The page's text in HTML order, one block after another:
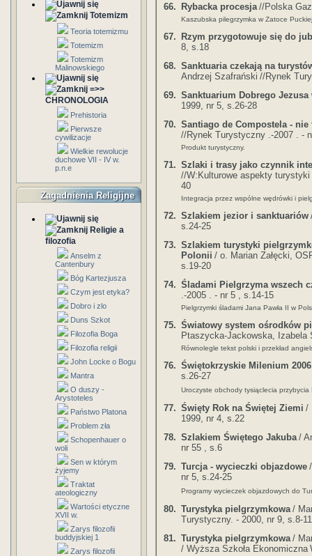
Totemizm
Teoria totemizmu
Totemizm
Totemizm
Malinowskiego
=>>
CHRONOLOGIA
Prehistoria
Pierwsze
cywilizacje
Wielkie rewolucje
duchowe VII - IV w.
p.n.e
Zagadnienia Religijne
Religie a
filozofia
Anselm z
Cantenbury
Bóg Kartezjusza
Czym jest etyka?
Dobro i zlo
Duns Szkot
Filozofia Boga
Filozofia religii
John Locke o Bogu
Mantra
O duszy -
Arystoteles
Państwo Platona
Problem zła
Schopenhauer o
woli
Sen w którym
żyjemy
Traktat
ateologiczny
Wartości etyczne
XVII w.
Zarys filozofii
buddyjskiej 1
Zarys filozofii
66.
Rybacka procesja //Polska
Kaszubska pilegrzymka w Zatoce
67.
Rzym przygotowuje się do
8, s.18
68. Sanktuaria czekają na
Andrzej Szafrański //Rynek
69. Sanktuarium Dobrego Jezusa
1999, nr 5, s.26-28
70. Santiago de Compostela -
//Rynek Turystyczny .-2007 . -
Produkt turystyczny.
71. Szlaki i trasy jako czynnik
//W:Kulturowe aspekty
40
Integracja przez wspólne wędrówki i
72. Szlakiem jezior i sanktuariów
s.24-25
73. Szlakiem turystyki
Polonii / o. Marian Załęcki,
s.19-20
74. Śladami Pielgrzyma wszech
.-2005 . - nr 5 , s.14-15
Pielgrzymki śladami Jana Pawła II w
75. Światowy system ośrodków
Ptaszycka-Jackowska, Izabela
Równolegle tekst polski i przekład
76. Świętokrzyskie Milenium 2006
s.26-27
Uroczyste obchody tysiąclecia
77. Święty Rok na Świętej Ziemi /
1999, nr 4, s.22
78. Szlakiem Świętego Jakuba /
nr 55 , s.6
79. Turcja - wycieczki objazdowe
nr 5, s.24-25
Programy wycieczek objazdowych do
80. Turystyka pielgrzymkowa /
Turystyczny. - 2000, nr 9, s.8-11
81. Turystyka pielgrzymkowa /
/ Wyższa Szkoła Ekonomiczna